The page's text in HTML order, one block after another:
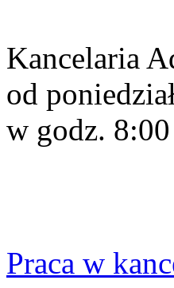
Kancelaria
od
w godz.
Praca w